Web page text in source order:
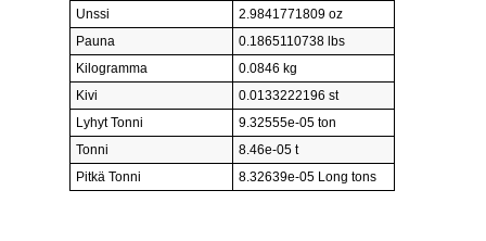
Unssi
2.9841771809 oz
Pauna
0.1865110738 lbs
Kilogramma
0.0846 kg
Kivi
0.0133222196 st
Lyhyt Tonni
9.32555e-05 ton
Tonni
8.46e-05 t
Pitkä Tonni
8.32639e-05 Long tons